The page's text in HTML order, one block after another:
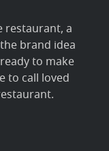
restaurant, a
brand idea
to make
to call loved